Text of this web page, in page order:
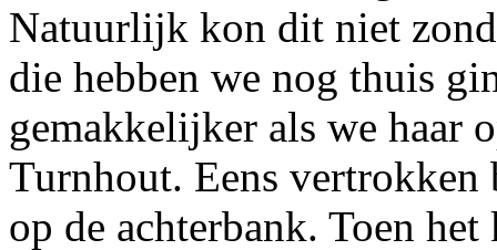
Natuurlijk kon dit niet
die hebben we nog thuis
gemakkelijker als we haar
Turnhout. Eens vertrokken
op de achterbank. Toen